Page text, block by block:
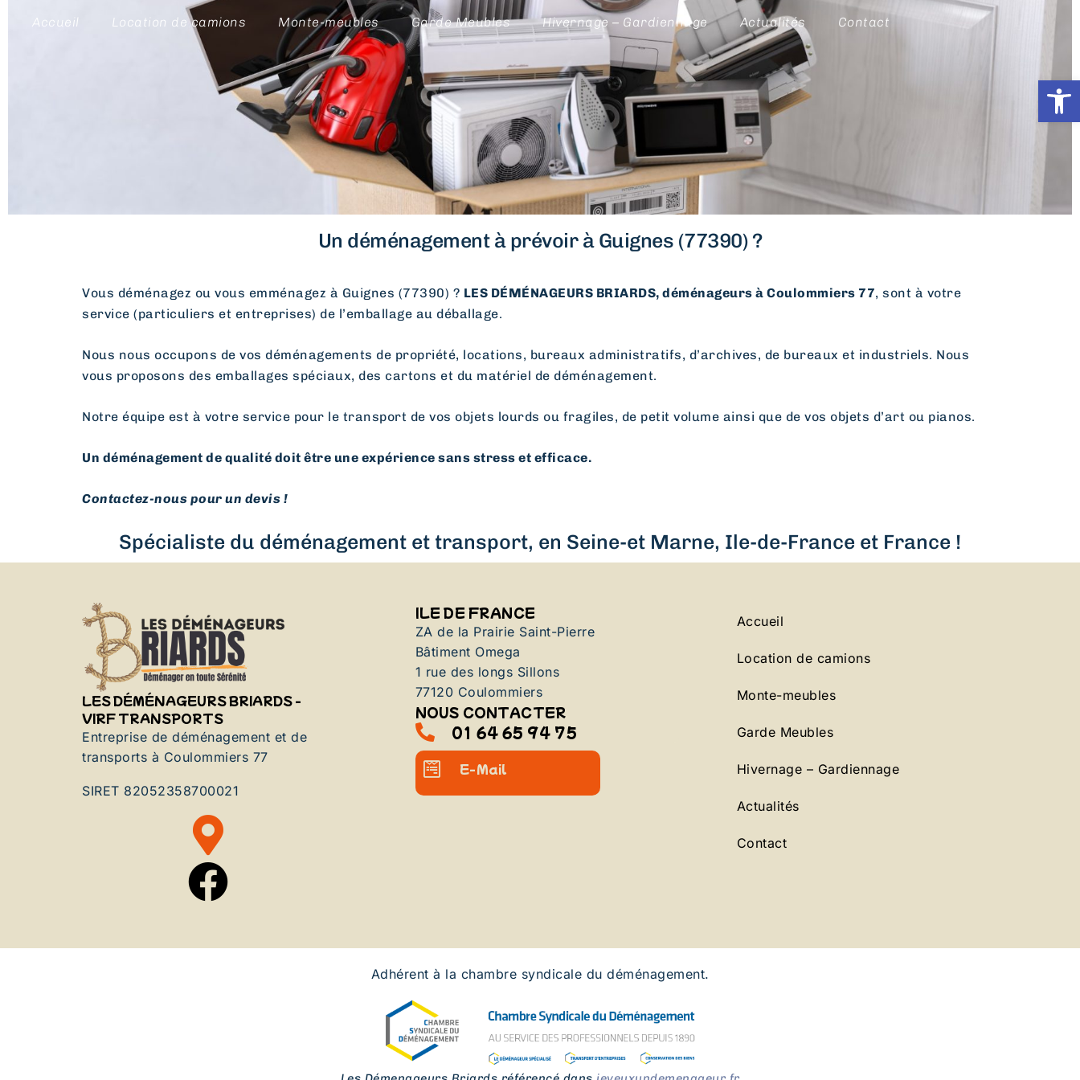
Ouvrir
Accueil Location de camions Monte-meubles Garde Meubles Hivernage – Gardiennage Actualités Contact
Un déménagement à prévoir à Guignes (77390) ?
Vous déménagez ou vous emménagez à Guignes (77390) ? LES DÉMÉNAGEURS BRIARDS, déménageurs à Coulommiers 77, sont à votre
service (particuliers et entreprises) de l’emballage au déballage.
Nous nous occupons de vos déménagements de propriété, locations, bureaux administratifs, d’archives, de bureaux et industriels. Nous
vous proposons des emballages spéciaux, des cartons et du matériel de déménagement.
Notre équipe est à votre service pour le transport de vos objets lourds ou fragiles, de petit volume ainsi que de vos objets d’art ou pianos.
Un déménagement de qualité doit être une expérience sans stress et efficace.
Contactez-nous pour un devis !
Spécialiste du déménagement et transport, en Seine-et Marne, Ile-de-France et France !
LES DÉMÉNAGEURS BRIARDS -
VIRF TRANSPORTS
Entreprise de déménagement et de
transports à Coulommiers 77
SIRET 82052358700021
ILE DE FRANCE
ZA de la Prairie Saint-Pierre
Bâtiment Omega
1 rue des longs Sillons
77120 Coulommiers
NOUS CONTACTER
01 64 65 94 75
E-Mail
Accueil
Location de camions
Monte-meubles
Garde Meubles
Hivernage – Gardiennage
Actualités
Contact
Adhérent à la chambre syndicale du déménagement.